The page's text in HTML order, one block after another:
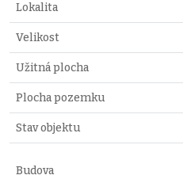
Lokalita
Velikost
Užitná plocha
Plocha pozemku
Stav objektu
Budova